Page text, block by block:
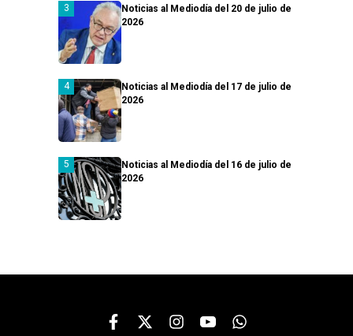
Noticias al Mediodía del 20 de julio de
2026
Noticias al Mediodía del 17 de julio de
2026
Noticias al Mediodía del 16 de julio de
2026